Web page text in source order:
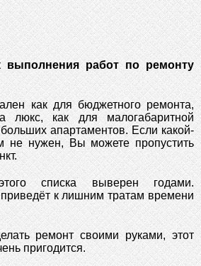
выполнения работ по ремонту
как для бюджетного ремонта,
люкс, как для малогабаритной
апартаментов. Если какой-
не нужен, Вы можете пропустить
списка выверен годами.
к лишним тратам времени
ремонт своими руками, этот
пригодится.